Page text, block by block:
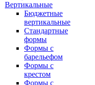
Вертикальные
Бюджетные
вертикальные
Стандартные
формы
Формы с
барельефом
Формы с
крестом
Формы с